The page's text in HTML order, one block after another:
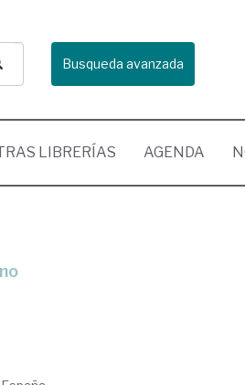
Busqueda avanzada
LIBRERÍAS AGENDA